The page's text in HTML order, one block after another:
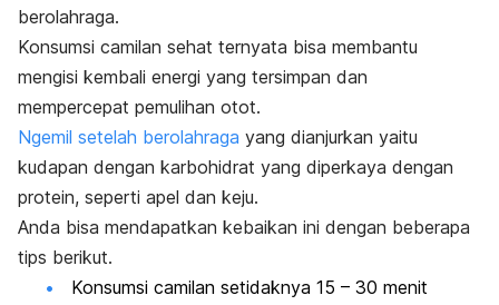
berolahraga.
Konsumsi camilan sehat ternyata bisa membantu
mengisi kembali energi yang tersimpan dan
mempercepat pemulihan otot.
Ngemil setelah berolahraga yang dianjurkan yaitu
kudapan dengan karbohidrat yang diperkaya dengan
protein, seperti apel dan keju.
Anda bisa mendapatkan kebaikan ini dengan beberapa
tips berikut.
Konsumsi camilan setidaknya 15 – 30 menit